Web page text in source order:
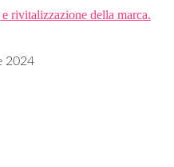
rivitalizzazione della marca.
2024